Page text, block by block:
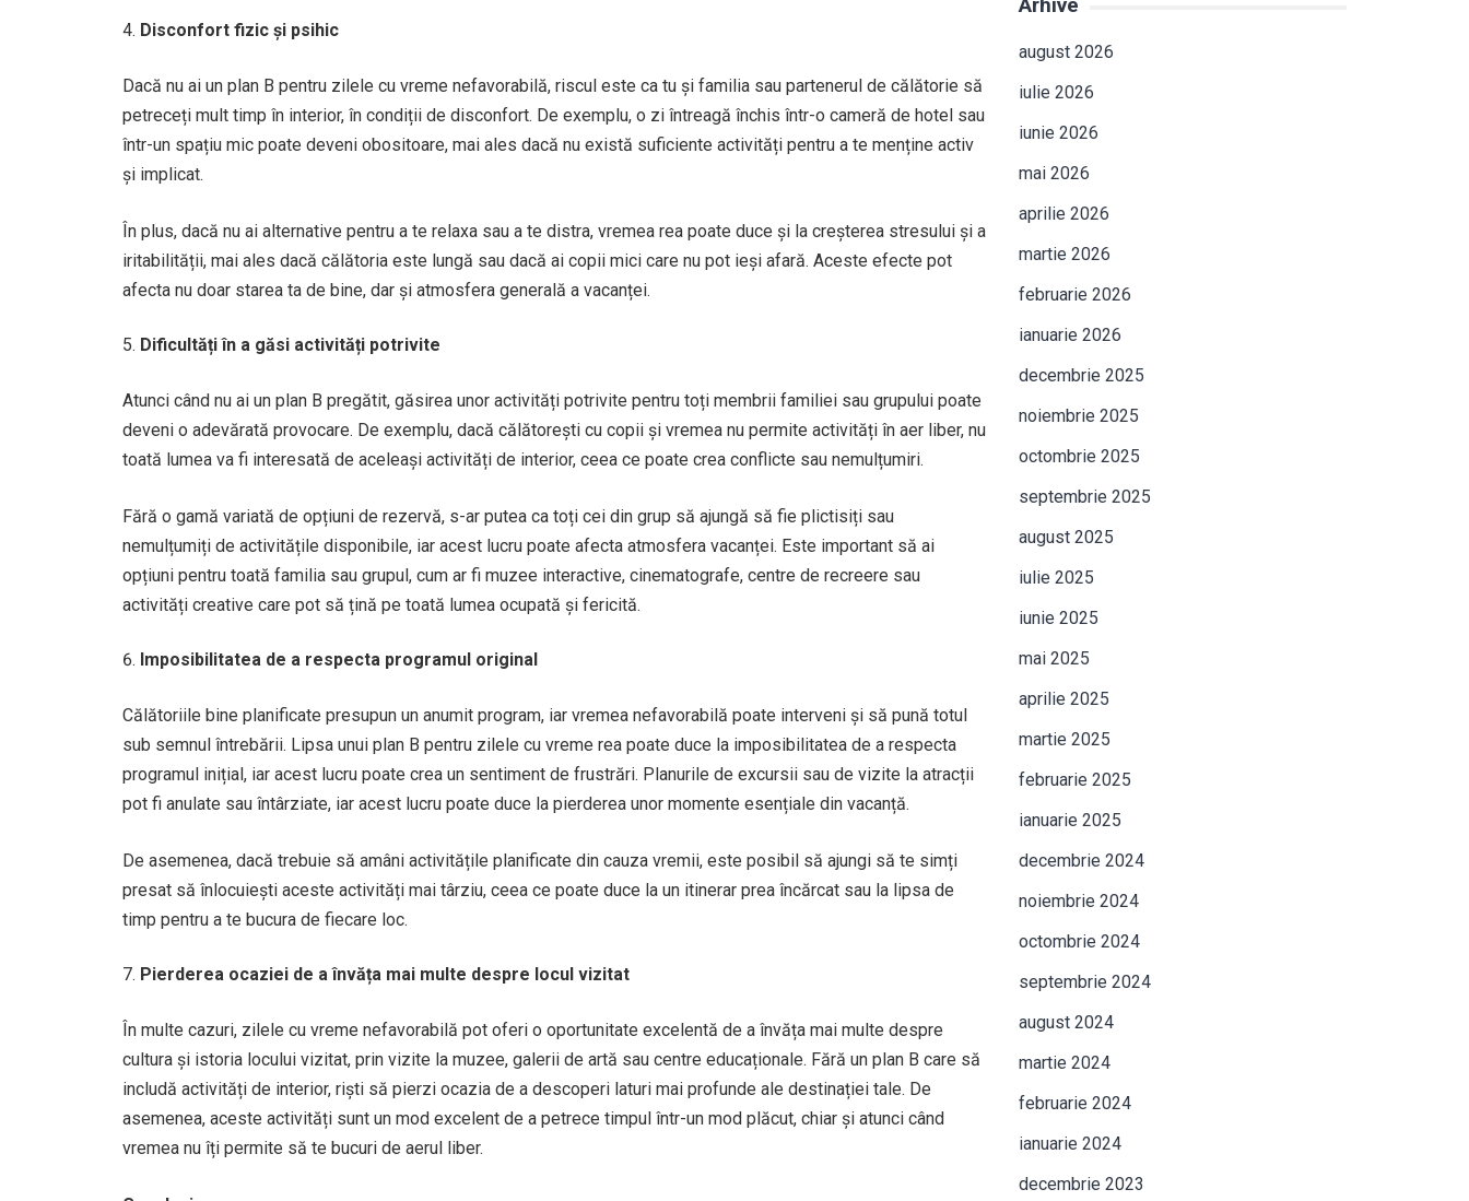
Disconfort fizic și psihic
Dacă nu ai un plan B pentru zilele cu vreme nefavorabilă, riscul este ca tu și familia sau partenerul de călătorie să
petreceți mult timp în interior, în condiții de disconfort. De exemplu, o zi întreagă închis într-o cameră de hotel sau
într-un spațiu mic poate deveni obositoare, mai ales dacă nu există suficiente activități pentru a te menține activ
și implicat.
În plus, dacă nu ai alternative pentru a te relaxa sau a te distra, vremea rea poate duce și la creșterea stresului și a
iritabilității, mai ales dacă călătoria este lungă sau dacă ai copii mici care nu pot ieși afară. Aceste efecte pot
afecta nu doar starea ta de bine, dar și atmosfera generală a vacanței.
Dificultăți în a găsi activități potrivite
Atunci când nu ai un plan B pregătit, găsirea unor activități potrivite pentru toți membrii familiei sau grupului poate
deveni o adevărată provocare. De exemplu, dacă călătorești cu copii și vremea nu permite activități în aer liber, nu
toată lumea va fi interesată de aceleași activități de interior, ceea ce poate crea conflicte sau nemulțumiri.
Fără o gamă variată de opțiuni de rezervă, s-ar putea ca toți cei din grup să ajungă să fie plictisiți sau
nemulțumiți de activitățile disponibile, iar acest lucru poate afecta atmosfera vacanței. Este important să ai
opțiuni pentru toată familia sau grupul, cum ar fi muzee interactive, cinematografe, centre de recreere sau
activități creative care pot să țină pe toată lumea ocupată și fericită.
Imposibilitatea de a respecta programul original
Călătoriile bine planificate presupun un anumit program, iar vremea nefavorabilă poate interveni și să pună totul
sub semnul întrebării. Lipsa unui plan B pentru zilele cu vreme rea poate duce la imposibilitatea de a respecta
programul inițial, iar acest lucru poate crea un sentiment de frustrări. Planurile de excursii sau de vizite la atracții
pot fi anulate sau întârziate, iar acest lucru poate duce la pierderea unor momente esențiale din vacanță.
De asemenea, dacă trebuie să amâni activitățile planificate din cauza vremii, este posibil să ajungi să te simți
presat să înlocuiești aceste activități mai târziu, ceea ce poate duce la un itinerar prea încărcat sau la lipsa de
timp pentru a te bucura de fiecare loc.
Pierderea ocaziei de a învăța mai multe despre locul vizitat
În multe cazuri, zilele cu vreme nefavorabilă pot oferi o oportunitate excelentă de a învăța mai multe despre
cultura și istoria locului vizitat, prin vizite la muzee, galerii de artă sau centre educaționale. Fără un plan B care să
includă activități de interior, riști să pierzi ocazia de a descoperi laturi mai profunde ale destinației tale. De
asemenea, aceste activități sunt un mod excelent de a petrece timpul într-un mod plăcut, chiar și atunci când
vremea nu îți permite să te bucuri de aerul liber.
august 2026
iulie 2026
iunie 2026
mai 2026
aprilie 2026
martie 2026
februarie 2026
ianuarie 2026
decembrie 2025
noiembrie 2025
octombrie 2025
septembrie 2025
august 2025
iulie 2025
iunie 2025
mai 2025
aprilie 2025
martie 2025
februarie 2025
ianuarie 2025
decembrie 2024
noiembrie 2024
octombrie 2024
septembrie 2024
august 2024
martie 2024
februarie 2024
ianuarie 2024
decembrie 2023